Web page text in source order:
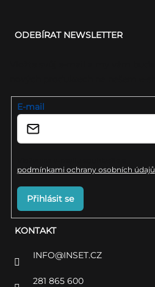
KONTAKT
INFO@INSET.CZ
281 865 600
ODEBÍRAT NEWSLETTER
E-mail
podmínkami ochrany osobních údajů
Přihlásit se